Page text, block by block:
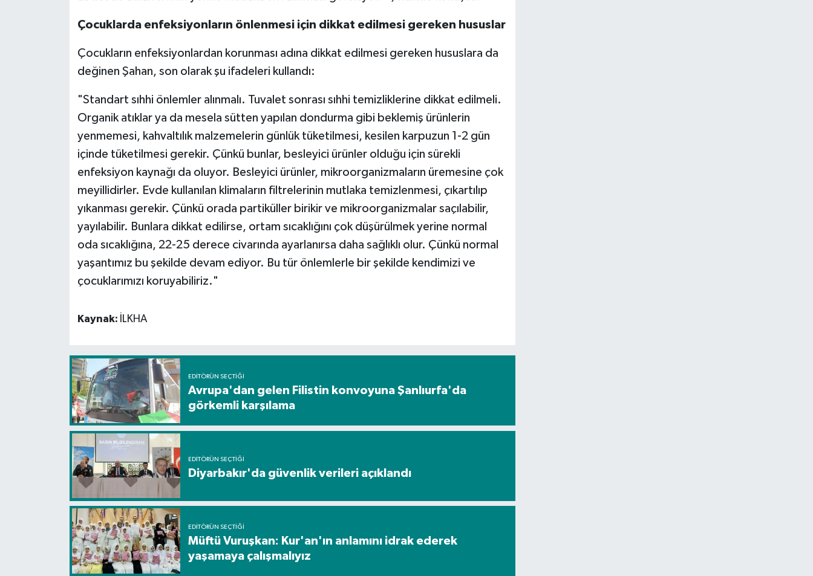
Çocuklarda enfeksiyonların önlenmesi için dikkat edilmesi gereken hususlar
Çocukların enfeksiyonlardan korunması adına dikkat edilmesi gereken hususlara da
değinen Şahan, son olarak şu ifadeleri kullandı:
"Standart sıhhi önlemler alınmalı. Tuvalet sonrası sıhhi temizliklerine dikkat edilmeli.
Organik atıklar ya da mesela sütten yapılan dondurma gibi beklemiş ürünlerin
yenmemesi, kahvaltılık malzemelerin günlük tüketilmesi, kesilen karpuzun 1-2 gün
içinde tüketilmesi gerekir. Çünkü bunlar, besleyici ürünler olduğu için sürekli
enfeksiyon kaynağı da oluyor. Besleyici ürünler, mikroorganizmaların üremesine çok
meyillidirler. Evde kullanılan klimaların filtrelerinin mutlaka temizlenmesi, çıkartılıp
yıkanması gerekir. Çünkü orada partiküller birikir ve mikroorganizmalar saçılabilir,
yayılabilir. Bunlara dikkat edilirse, ortam sıcaklığını çok düşürülmek yerine normal
oda sıcaklığına, 22-25 derece civarında ayarlanırsa daha sağlıklı olur. Çünkü normal
yaşantımız bu şekilde devam ediyor. Bu tür önlemlerle bir şekilde kendimizi ve
çocuklarımızı koruyabiliriz."
Kaynak: İLKHA
EDITÖRÜN SEÇTIĞI
Avrupa'dan gelen Filistin konvoyuna Şanlıurfa'da
görkemli karşılama
EDITÖRÜN SEÇTIĞI
Diyarbakır'da güvenlik verileri açıklandı
EDITÖRÜN SEÇTIĞI
Müftü Vuruşkan: Kur'an'ın anlamını idrak ederek
yaşamaya çalışmalıyız